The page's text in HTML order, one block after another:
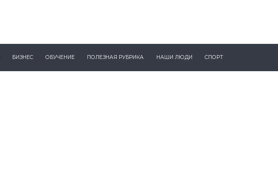
БИЗНЕС ОБУЧЕНИЕ ПОЛЕЗНАЯ РУБРИКА НАШИ ЛЮДИ СПОРТ